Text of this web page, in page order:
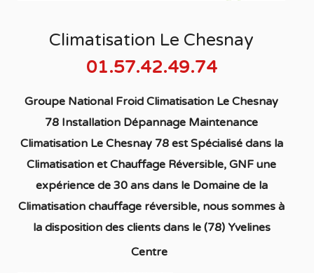
Climatisation Le Chesnay
01.57.42.49.74
Groupe National Froid Climatisation Le Chesnay
78 Installation Dépannage Maintenance
Climatisation Le Chesnay 78 est Spécialisédans la
Climatisation et Chauffage Réversible, GNF une
expérience de 30 ans dans le Domaine de la
Climatisation chauffage réversible, nous sommes à
la disposition des clients dansle (78) Yvelines
Centre